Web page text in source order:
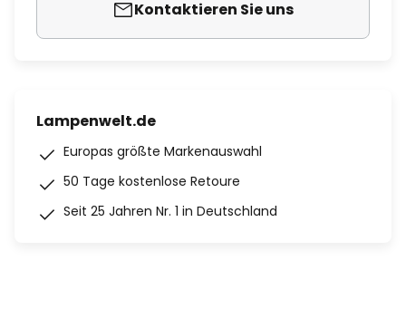
Kontaktieren Sie uns
Lampenwelt.de
Europas größte Markenauswahl
50 Tage kostenlose Retoure
Seit 25 Jahren Nr. 1 in Deutschland